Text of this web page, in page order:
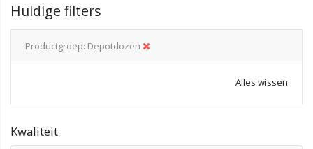
Huidige filters
Productgroep Depotdozen
Alles wissen
Kwaliteit